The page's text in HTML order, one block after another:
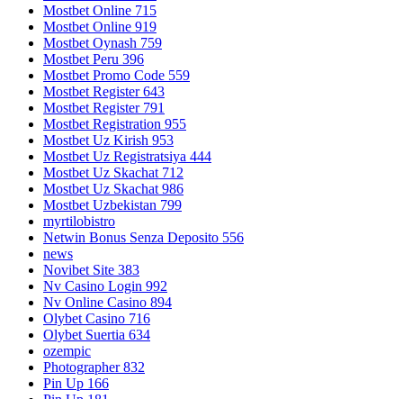
Mostbet Online 715
Mostbet Online 919
Mostbet Oynash 759
Mostbet Peru 396
Mostbet Promo Code 559
Mostbet Register 643
Mostbet Register 791
Mostbet Registration 955
Mostbet Uz Kirish 953
Mostbet Uz Registratsiya 444
Mostbet Uz Skachat 712
Mostbet Uz Skachat 986
Mostbet Uzbekistan 799
myrtilobistro
Netwin Bonus Senza Deposito 556
news
Novibet Site 383
Nv Casino Login 992
Nv Online Casino 894
Olybet Casino 716
Olybet Suertia 634
ozempic
Photographer 832
Pin Up 166